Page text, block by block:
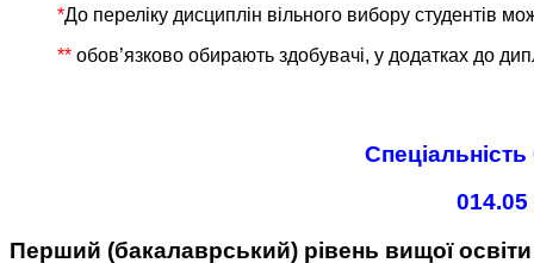
*До переліку дисциплін вільного вибору студентів
** обов’язково обирають здобувачі, у додатках до
014.05
Перший (бакалаврський) рівень вищої освіти